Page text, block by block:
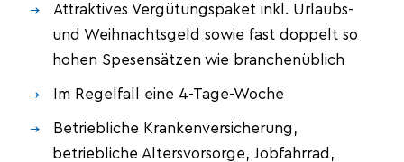
Attraktives Vergütungspaket inkl. Urlaubs-
und Weihnachtsgeld sowie fast doppelt so
hohen Spesensätzen wie branchenüblich
Im Regelfall eine 4-Tage-Woche
Betriebliche Krankenversicherung,
betriebliche Altersvorsorge, Jobfahrrad,